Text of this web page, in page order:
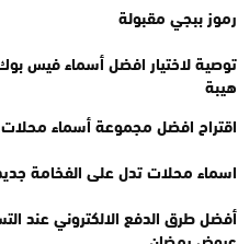
رموز ببجي مقبولة
توصية لاختيار افضل أسماء فيس
هيبة
اقتراح افضل مجموعة أسماء
اسماء محلات تدل على الفخامة جديدة
أفضل طرق الدفع الالكتروني عند